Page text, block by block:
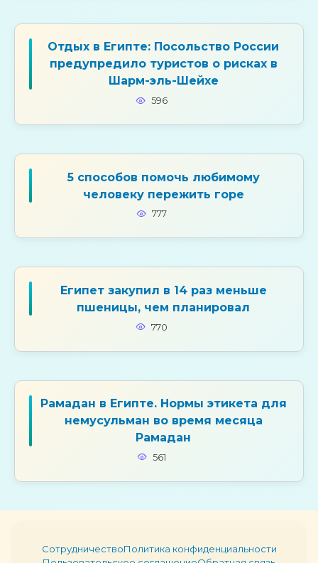
Отдых в Египте: Посольство России
предупредило туристов о рисках в
Шарм-эль-Шейхе
596
5 способов помочь любимому
человеку пережить горе
777
Египет закупил в 14 раз меньше
пшеницы, чем планировал
770
Рамадан в Египте. Нормы этикета для
немусульман во время месяца
Рамадан
561
СотрудничествоПолитика конфиденциальности